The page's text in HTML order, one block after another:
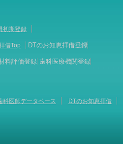
初期登録
借Top DTのお知恵拝借登録
料評価登録 歯科医療機関登録
科医師データベース DTのお知恵拝借